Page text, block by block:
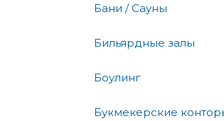
Бани / Сауны
Бильярдные залы
Боулинг
Букмекерские